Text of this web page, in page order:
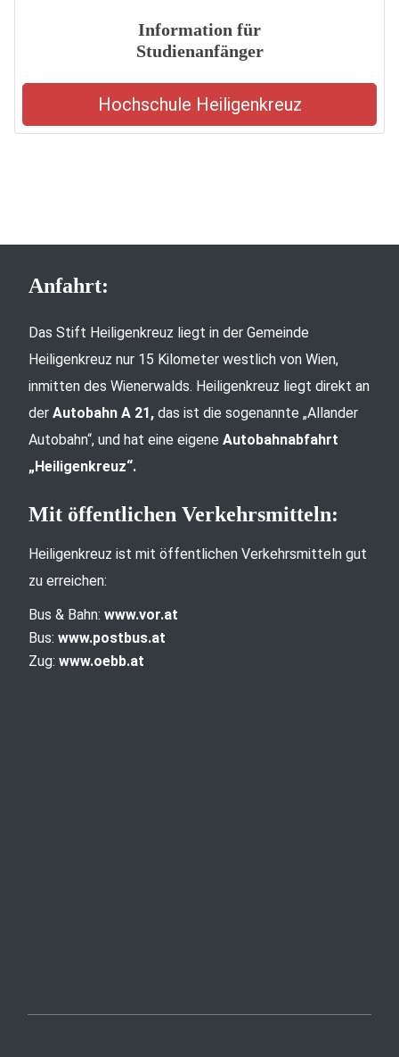
Information für
Studienanfänger
Hochschule Heiligenkreuz
Anfahrt:
Das Stift Heiligenkreuz liegt in der Gemeinde
Heiligenkreuz nur 15 Kilometer westlich von Wien,
inmitten des Wienerwalds. Heiligenkreuz liegt direkt an
der Autobahn A 21, das ist die sogenannte „Allander
Autobahn“, und hat eine eigene Autobahnabfahrt
„Heiligenkreuz“.
Mit öffentlichen Verkehrsmitteln:
Heiligenkreuz ist mit öffentlichen Verkehrsmitteln gut
zu erreichen:
Bus & Bahn: www.vor.at
Bus: www.postbus.at
Zug: www.oebb.at